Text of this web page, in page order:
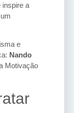
inspire a
e
Nando
Motivação